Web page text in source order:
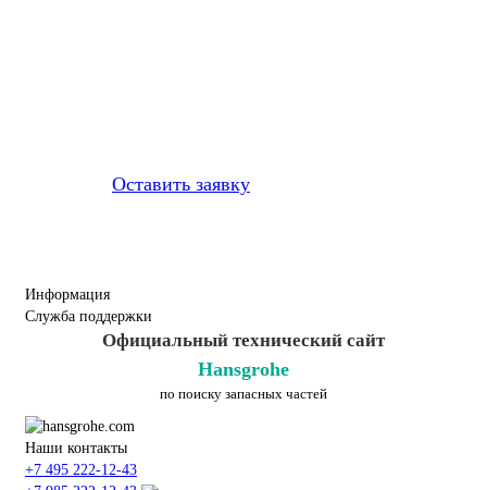
Оставить заявку
Информация
Служба поддержки
Официальный технический сайт
Hansgrohe
по поиску запасных частей
Наши контакты
+7 495 222-12-43